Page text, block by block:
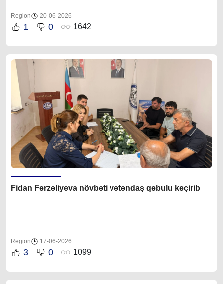
Region 20-06-2026
1 0 1642
Fidan Fərzəliyeva növbəti vətəndaş qəbulu keçirib
Region 17-06-2026
3 0 1099